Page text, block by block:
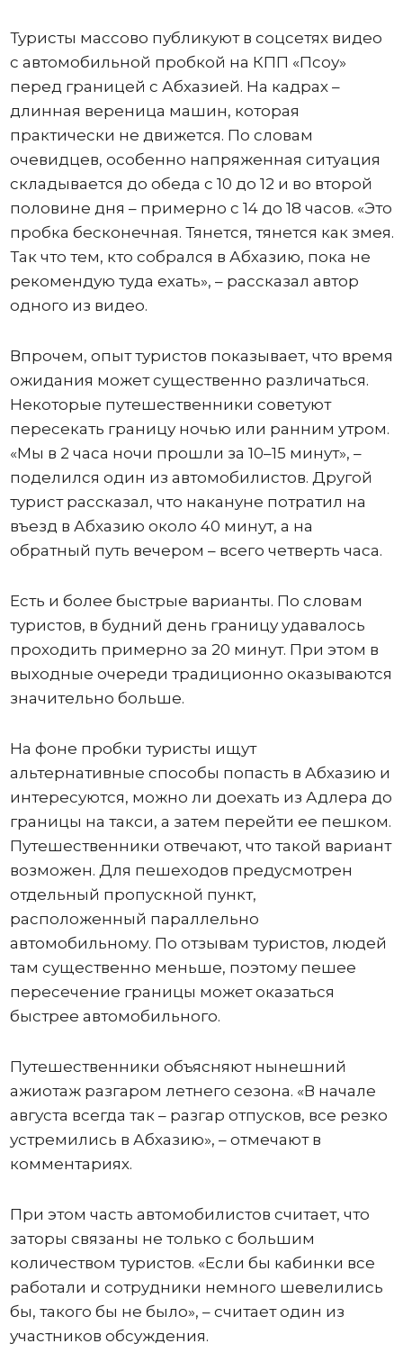
Туристы массово публикуют в соцсетях видео
с автомобильной пробкой на КПП «Псоу»
перед границей с Абхазией. На кадрах –
длинная вереница машин, которая
практически не движется. По словам
очевидцев, особенно напряженная ситуация
складывается до обеда с 10 до 12 и во второй
половине дня – примерно с 14 до 18 часов. «Это
пробка бесконечная. Тянется, тянется как змея.
Так что тем, кто собрался в Абхазию, пока не
рекомендую туда ехать», – рассказал автор
одного из видео.
Впрочем, опыт туристов показывает, что время
ожидания может существенно различаться.
Некоторые путешественники советуют
пересекать границу ночью или ранним утром.
«Мы в 2 часа ночи прошли за 10–15 минут», –
поделился один из автомобилистов. Другой
турист рассказал, что накануне потратил на
въезд в Абхазию около 40 минут, а на
обратный путь вечером – всего четверть часа.
Есть и более быстрые варианты. По словам
туристов, в будний день границу удавалось
проходить примерно за 20 минут. При этом в
выходные очереди традиционно оказываются
значительно больше.
На фоне пробки туристы ищут
альтернативные способы попасть в Абхазию и
интересуются, можно ли доехать из Адлера до
границы на такси, а затем перейти ее пешком.
Путешественники отвечают, что такой вариант
возможен. Для пешеходов предусмотрен
отдельный пропускной пункт,
расположенный параллельно
автомобильному. По отзывам туристов, людей
там существенно меньше, поэтому пешее
пересечение границы может оказаться
быстрее автомобильного.
Путешественники объясняют нынешний
ажиотаж разгаром летнего сезона. «В начале
августа всегда так – разгар отпусков, все резко
устремились в Абхазию», – отмечают в
комментариях.
При этом часть автомобилистов считает, что
заторы связаны не только с большим
количеством туристов. «Если бы кабинки все
работали и сотрудники немного шевелились
бы, такого бы не было», – считает один из
участников обсуждения.